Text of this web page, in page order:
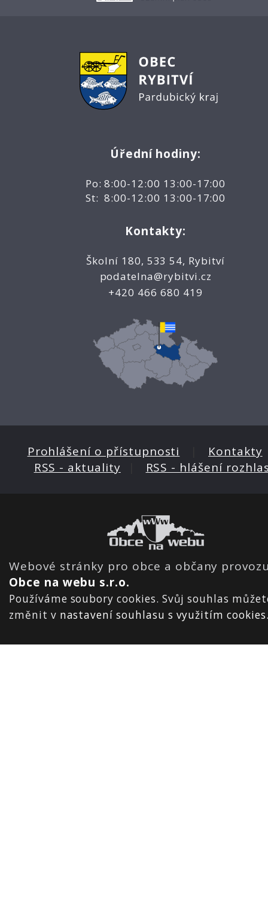
Úřední hodiny:
Po: 8:00-12:00 13:00-17:00
St: 8:00-12:00 13:00-17:00
Kontakty:
Školní 180, 533 54, Rybitví
podatelna@rybitvi.cz
+420 466 680 419
Prohlášení o přístupnosti Kontakty
RSS - aktuality
RSS - hlášení
Webové stránky pro obce a občany
Obce na webu s.r.o.
Používáme soubory cookies. Svůj souhlas
změnit v nastavení souhlasu s využitím cookies